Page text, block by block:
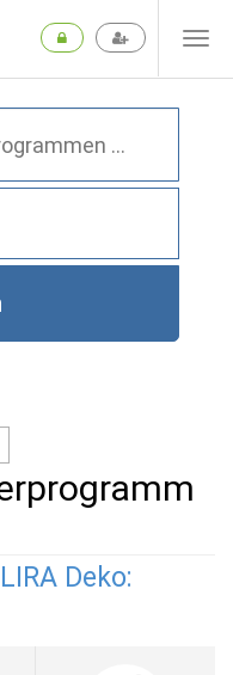
Deko: